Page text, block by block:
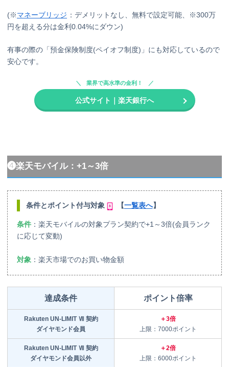
(※マネーブリッジ ：デメリットなし、無料で設定可能、※300万
円を超える分は金利0.04%にダウン)
有事の際の「預金保険制度(ペイオフ制度)」にも対応しているので
安心です。
業界で高水準の金利！
公式サイト｜楽天銀行へ
❹楽天モバイル：+1～3倍
条件とポイント付与対象 【一覧表へ】
条件：楽天モバイルの対象プラン契約で+1～3倍(会員ランク
に応じて変動)
対象：楽天市場でのお買い物金額
達成条件 ポイント倍率
Rakuten UN-LIMIT Ⅶ 契約
ダイヤモンド会員
＋3倍
上限：7000ポイント
Rakuten UN-LIMIT Ⅶ 契約
ダイヤモンド会員以外
＋2倍
上限：6000ポイント